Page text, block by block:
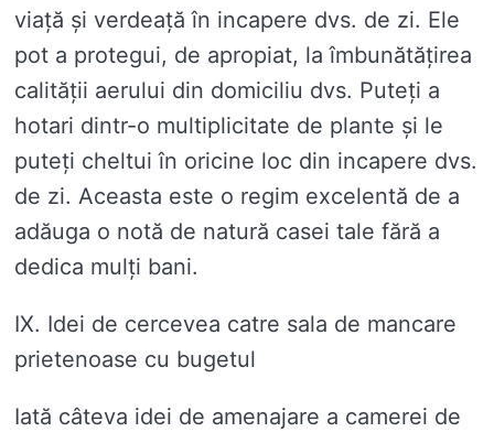
viață și verdeață în incapere dvs. de zi. Ele
pot a protegui, de apropiat, la îmbunătățirea
calității aerului din domiciliu dvs. Puteți a
hotari dintr-o multiplicitate de plante și le
puteți cheltui în oricine loc din incapere dvs.
de zi. Aceasta este o regim excelentă de a
adăuga o notă de natură casei tale fără a
dedica mulți bani.
IX. Idei de cercevea catre sala de mancare
prietenoase cu bugetul
Iată câteva idei de amenajare a camerei de